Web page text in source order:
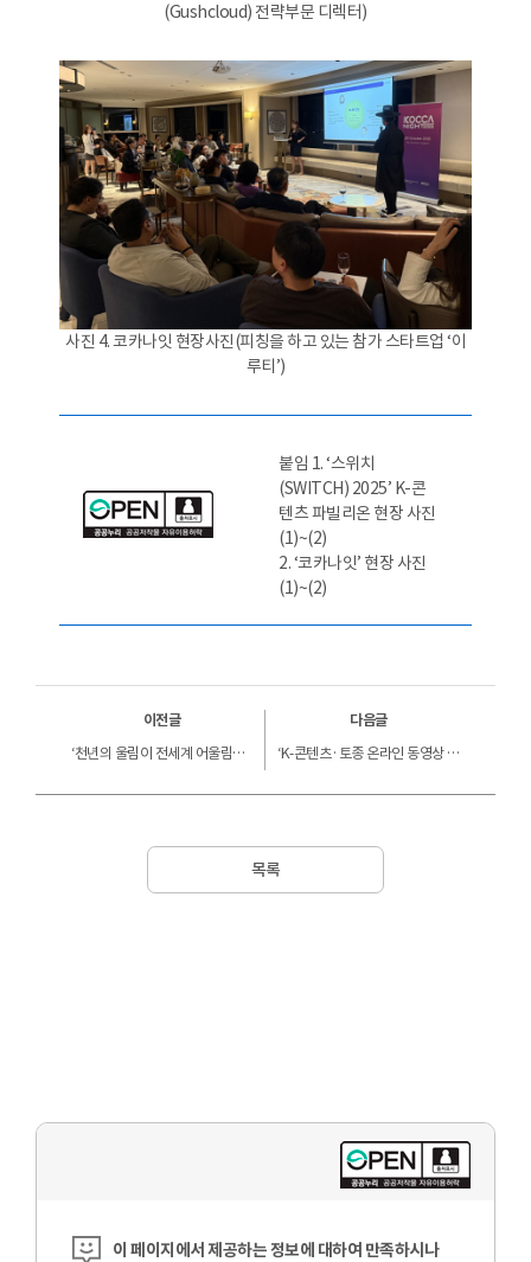
(Gushcloud) 전략부문 디렉터)
사진 4. 코카나잇 현장사진(피칭을 하고 있는 참가 스타트업 ‘이
루티’)
붙임 1. ‘스위치
(SWITCH) 2025’ K-콘
텐츠 파빌리온 현장 사진
(1)~(2)
2. ‘코카나잇’ 현장 사진
(1)~(2)
이전글
‘천년의 울림이 전세계 어울림으로’ 콘진원, 국립경주박물관에 대형 미디어콘텐츠 ‘신라의 천년 울림’ 전시
다음글
‘K-콘텐츠·토종 온라인 동영상 서비스(OTT), 일본에서 수출 상담액 2,360억 원 기록’ 콘진원, ‘티프컴 2025’ 및 ‘토종 OTT 일본 진출 지원’ 성료
목록
콘텐츠 만족도 조사
이 페이지에서 제공하는 정보에 대하여 만족하시나